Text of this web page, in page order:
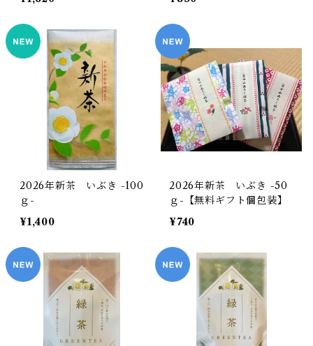
2026年新茶 いぶき -100
ｇ-
¥1,400
2026年新茶 いぶき -50
ｇ-【無料ギフト個包装】
¥740